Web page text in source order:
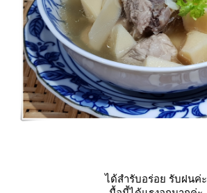
ได้สำรับอร่อย รับฝนค่ะ